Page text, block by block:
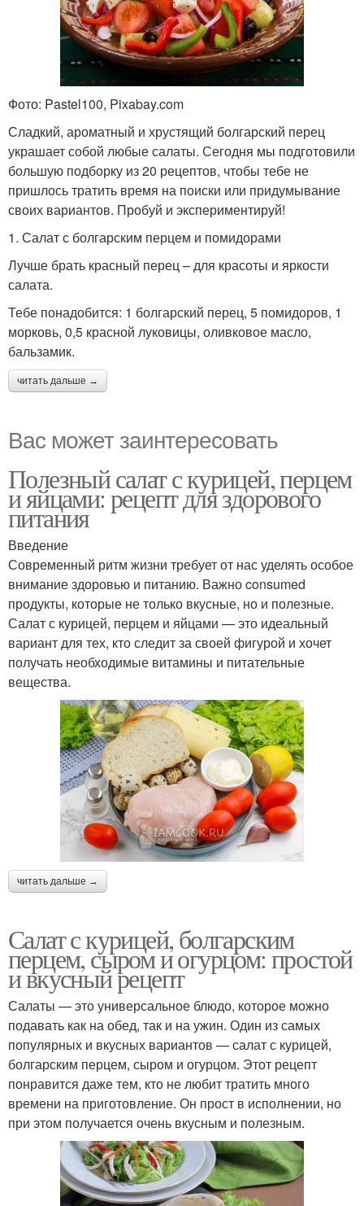
Фото: Pastel100, Pixabay.com
Сладкий, ароматный и хрустящий болгарский перец
украшает собой любые салаты. Сегодня мы подготовили
большую подборку из 20 рецептов, чтобы тебе не
пришлось тратить время на поиски или придумывание
своих вариантов. Пробуй и экспериментируй!
1. Салат с болгарским перцем и помидорами
Лучше брать красный перец – для красоты и яркости
салата.
Тебе понадобится: 1 болгарский перец, 5 помидоров, 1
морковь, 0,5 красной луковицы, оливковое масло,
бальзамик.
читать дальше →
Вас может заинтересовать
Полезный салат с курицей, перцем
и яйцами: рецепт для здорового
питания
Введение
Современный ритм жизни требует от нас уделять особое
внимание здоровью и питанию. Важно consumed
продукты, которые не только вкусные, но и полезные.
Салат с курицей, перцем и яйцами — это идеальный
вариант для тех, кто следит за своей фигурой и хочет
получать необходимые витамины и питательные
вещества.
читать дальше →
Салат с курицей, болгарским
перцем, сыром и огурцом: простой
и вкусный рецепт
Салаты — это универсальное блюдо, которое можно
подавать как на обед, так и на ужин. Один из самых
популярных и вкусных вариантов — салат с курицей,
болгарским перцем, сыром и огурцом. Этот рецепт
понравится даже тем, кто не любит тратить много
времени на приготовление. Он прост в исполнении, но
при этом получается очень вкусным и полезным.